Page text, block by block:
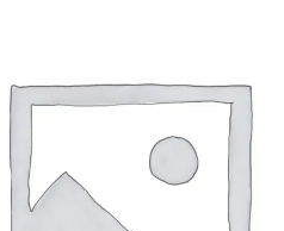
et exotiques
Plantes
Plantes
Plantes